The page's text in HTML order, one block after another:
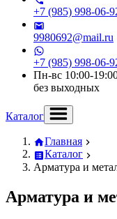
+7 (985) 998-06-
9980692@mail.ru
+7 (985) 998-06-
Пн-вс 10:00-
без выходных
Каталог
Главная
Каталог
Арматура и
Арматура и